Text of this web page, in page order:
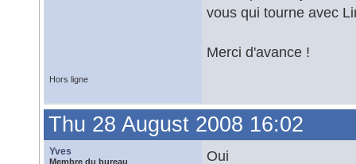
vous qui tourne avec
Merci d'avance !
Hors ligne
Thu 28 August 2008 16:02
Yves
Membre du bureau
Oui